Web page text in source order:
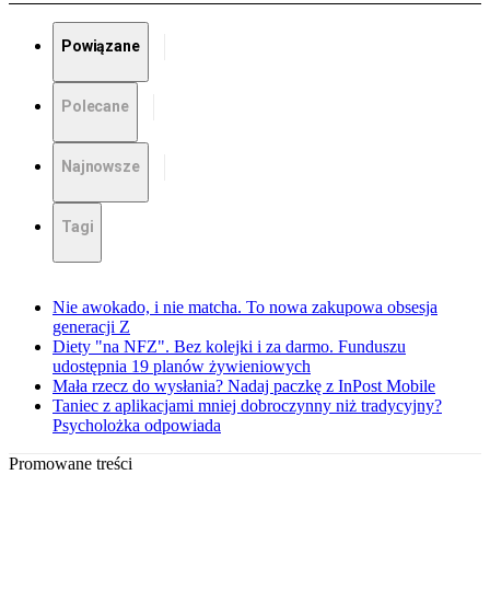
Powiązane
Polecane
Najnowsze
Tagi
Nie awokado, i nie matcha. To nowa zakupowa obsesja
generacji Z
Diety "na NFZ". Bez kolejki i za darmo. Funduszu
udostępnia 19 planów żywieniowych
Mała rzecz do wysłania? Nadaj paczkę z InPost Mobile
Taniec z aplikacjami mniej dobroczynny niż tradycyjny?
Psycholożka odpowiada
Promowane treści